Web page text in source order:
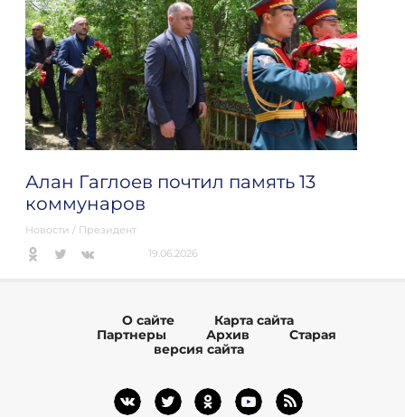
Алан Гаглоев почтил память 13
коммунаров
Новости / Президент
19.06.2026
О сайте
Карта сайта
Партнеры
Архив
Старая
версия сайта